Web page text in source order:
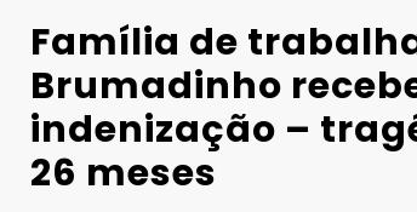
Família de
Brumadinho
indenização –
26 meses